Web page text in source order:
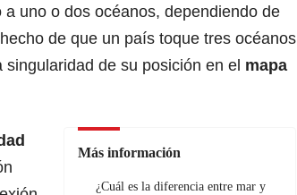
uno o dos océanos, dependiendo de
de que un país toque tres océanos
de su posición en el mapa
Más información
¿Cuál es la diferencia entre mar y